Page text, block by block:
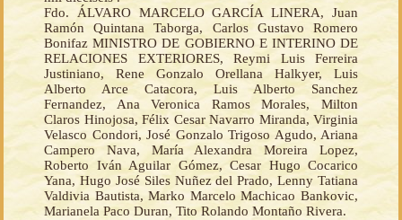
Fdo. ÁLVARO MARCELO GARCÍA LINERA, Juan
Ramón Quintana Taborga, Carlos Gustavo Romero
Bonifaz MINISTRO DE GOBIERNO E INTERINO DE
RELACIONES EXTERIORES, Reymi Luis Ferreira
Justiniano, Rene Gonzalo Orellana Halkyer, Luis
Alberto Arce Catacora, Luis Alberto Sanchez
Fernandez, Ana Veronica Ramos Morales, Milton
Claros Hinojosa, Félix Cesar Navarro Miranda, Virginia
Velasco Condori, José Gonzalo Trigoso Agudo, Ariana
Campero Nava, María Alexandra Moreira Lopez,
Roberto Iván Aguilar Gómez, Cesar Hugo Cocarico
Yana, Hugo José Siles Nuñez del Prado, Lenny Tatiana
Valdivia Bautista, Marko Marcelo Machicao Bankovic,
Marianela Paco Duran, Tito Rolando Montaño Rivera.